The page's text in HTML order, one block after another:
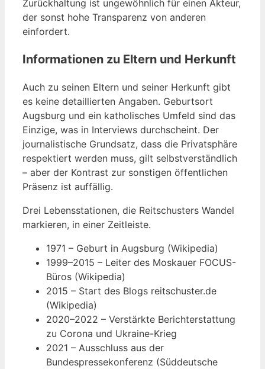
Zurückhaltung ist ungewöhnlich für einen Akteur,
der sonst hohe Transparenz von anderen
einfordert.
Informationen zu Eltern und Herkunft
Auch zu seinen Eltern und seiner Herkunft gibt
es keine detaillierten Angaben. Geburtsort
Augsburg und ein katholisches Umfeld sind das
Einzige, was in Interviews durchscheint. Der
journalistische Grundsatz, dass die Privatsphäre
respektiert werden muss, gilt selbstverständlich
– aber der Kontrast zur sonstigen öffentlichen
Präsenz ist auffällig.
Drei Lebensstationen, die Reitschusters Wandel
markieren, in einer Zeitleiste.
1971 – Geburt in Augsburg (Wikipedia)
1999–2015 – Leiter des Moskauer FOCUS-
Büros (Wikipedia)
2015 – Start des Blogs reitschuster.de
(Wikipedia)
2020–2022 – Verstärkte Berichterstattung
zu Corona und Ukraine-Krieg
2021 – Ausschluss aus der
Bundespressekonferenz (Süddeutsche